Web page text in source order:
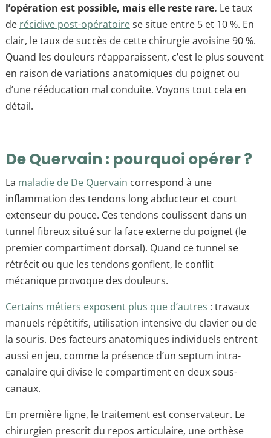
l’opération est possible, mais elle reste rare. Le taux
de récidive post-opératoirese situe entre 5 et 10 %. En
clair, le taux de succès de cette chirurgie avoisine 90 %.
Quand les douleurs réapparaissent, c’est le plus souvent
en raison de variations anatomiques du poignet ou
d’une rééducation mal conduite. Voyons tout cela en
détail.
De Quervain : pourquoi opérer ?
La maladie de De Quervain correspond à une
inflammation des tendons long abducteur et court
extenseur du pouce. Ces tendons coulissent dans un
tunnel fibreux situé sur la face externe du poignet (le
premier compartiment dorsal). Quand ce tunnel se
rétrécit ou que les tendons gonflent, le conflit
mécanique provoque des douleurs.
Certains métiers exposent plus que d’autres : travaux
manuels répétitifs, utilisation intensive du clavier ou de
la souris. Des facteurs anatomiques individuels entrent
aussi en jeu, comme la présence d’un septum intra-
canalaire qui divise le compartiment en deux sous-
canaux.
En première ligne, le traitement est conservateur. Le
chirurgien prescrit du repos articulaire, une orthèse